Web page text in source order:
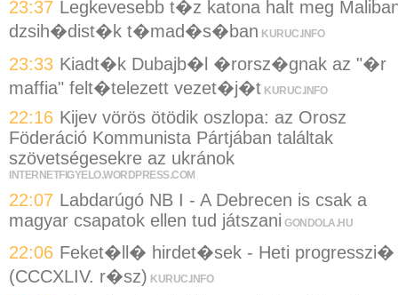
23:37 Legkevesebb t�z katona halt meg
dzsih�dist�k t�mad�s�ban KURUC.INFO
23:33 Kiadt�k Dubajb�l �rorsz�gnak az "�r
maffia" felt�telezett vezet�j�t KURUC.INFO
22:16 Kijev vörös ötödik oszlopa: az Orosz
Föderáció Kommunista Pártjában találtak
szövetségesekre az ukránok
INTERNETFIGYELO.WORDPRESS.COM
22:07 Labdarúgó NB I - A Debrecen is csak a
magyar csapatok ellen tud játszani GONDOLA.HU
22:06 Feket�ll� hirdet�sek - Heti progresszi�
(CCCXLIV. r�sz) KURUC.INFO